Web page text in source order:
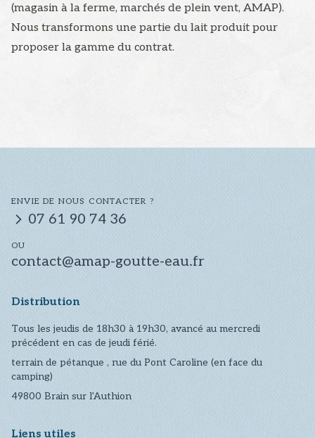
(magasin à la ferme, marchés de plein vent, AMAP).
Nous transformons une partie du lait produit pour
proposer la gamme du contrat.
ENVIE DE NOUS CONTACTER ?
07 61 90 74 36
OU
contact@amap-goutte-eau.fr
Distribution
Tous les jeudis de 18h30 à 19h30, avancé au mercredi
précédent en cas de jeudi férié.
terrain de pétanque , rue du Pont Caroline (en face du
camping)
49800 Brain sur l'Authion
Liens utiles